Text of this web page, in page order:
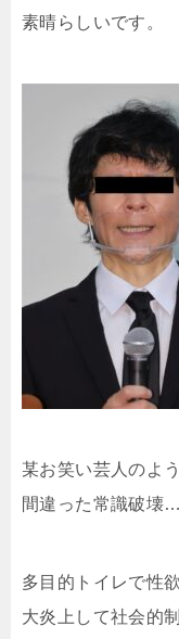
素晴らしいです。
某お笑い芸人のよう
間違った常識破壊…
多目的トイレで性
大炎上して社会的